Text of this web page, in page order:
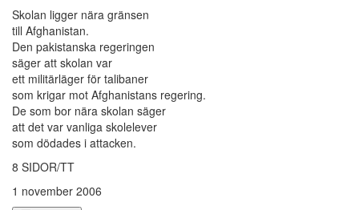
Skolan ligger nära gränsen
till Afghanistan.
Den pakistanska regeringen
säger att skolan var
ett militärläger för talibaner
som krigar mot Afghanistans regering.
De som bor nära skolan säger
att det var vanliga skolelever
som dödades i attacken.
8 SIDOR/TT
1 november 2006